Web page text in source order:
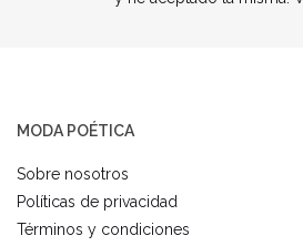
MODA POÉTICA
Sobre nosotros
Políticas de privacidad
Términos y condiciones